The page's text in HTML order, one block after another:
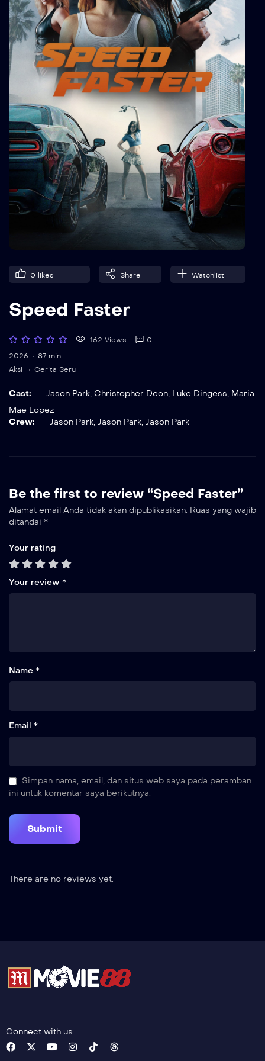
0 likes Share Watchlist
Speed Faster
162 Views
0
2026
87 min
Aksi
Cerita Seru
Cast: Jason Park, Christopher Deon, Luke Dingess, Maria
Mae Lopez
Crew:
Jason Park, Jason Park, Jason Park
Be the first to review “Speed Faster”
Alamat email Anda tidak akan dipublikasikan. Ruas yang wajib
ditandai *
Your rating
Your review *
Name *
Email *
Simpan nama, email, dan situs web saya pada peramban
ini untuk komentar saya berikutnya.
There are no reviews yet.
Connect with us